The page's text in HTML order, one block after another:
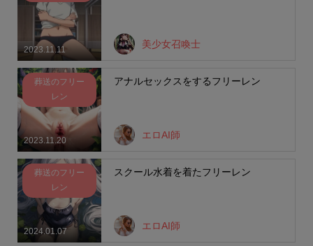
2023.11.11
美少女召喚士
2023.11.20
葬送のフリー
レン
アナルセックスをするフリーレン
エロAI師
2024.01.07
葬送のフリー
レン
スクール水着を着たフリーレン
エロAI師